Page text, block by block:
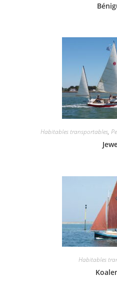
Habitables transportables,
Habitables